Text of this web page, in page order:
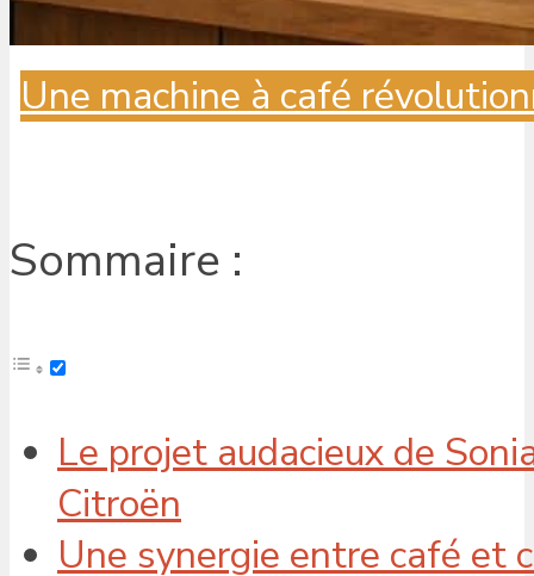
Une machine à café
Sommaire :
Le projet audacieux de
Citroën
Une synergie entre café et